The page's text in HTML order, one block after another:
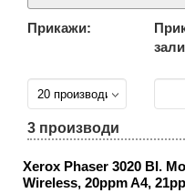
Прикажи:
3 производи
Групи
Едно-
Принтери
(1)
Тонер
Касети (2)
Xerox Phaser 3020 BI.
Wireless, 20ppm A4,